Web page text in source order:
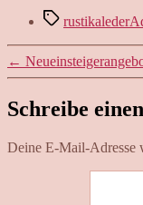
Schlagwörter
←
Schreibe
Deine E-Mail-Adresse